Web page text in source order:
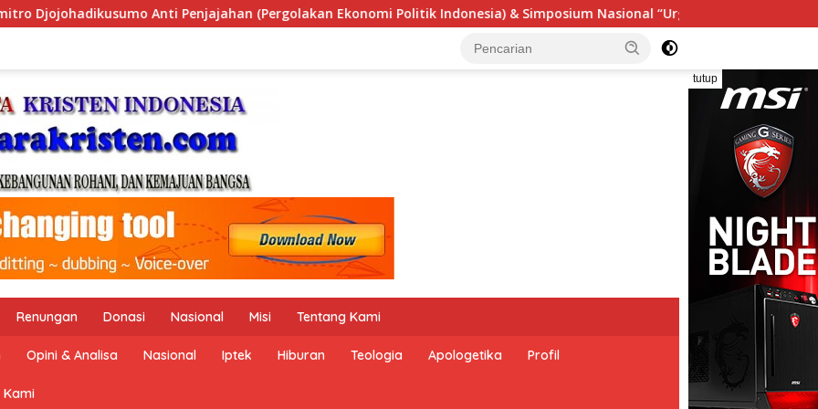
Ekonomi Politik Indonesia) & Simposium Nasional “Urgensi Undang-Undang Perekonomian Nasional dan
tutup
Renungan Donasi Nasional Misi Tentang Kami
Opini & Analisa Nasional Iptek Hiburan Teologia Apologetika Profil
Kami